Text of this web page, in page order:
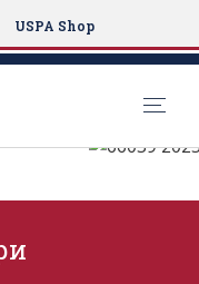
USPA Shop